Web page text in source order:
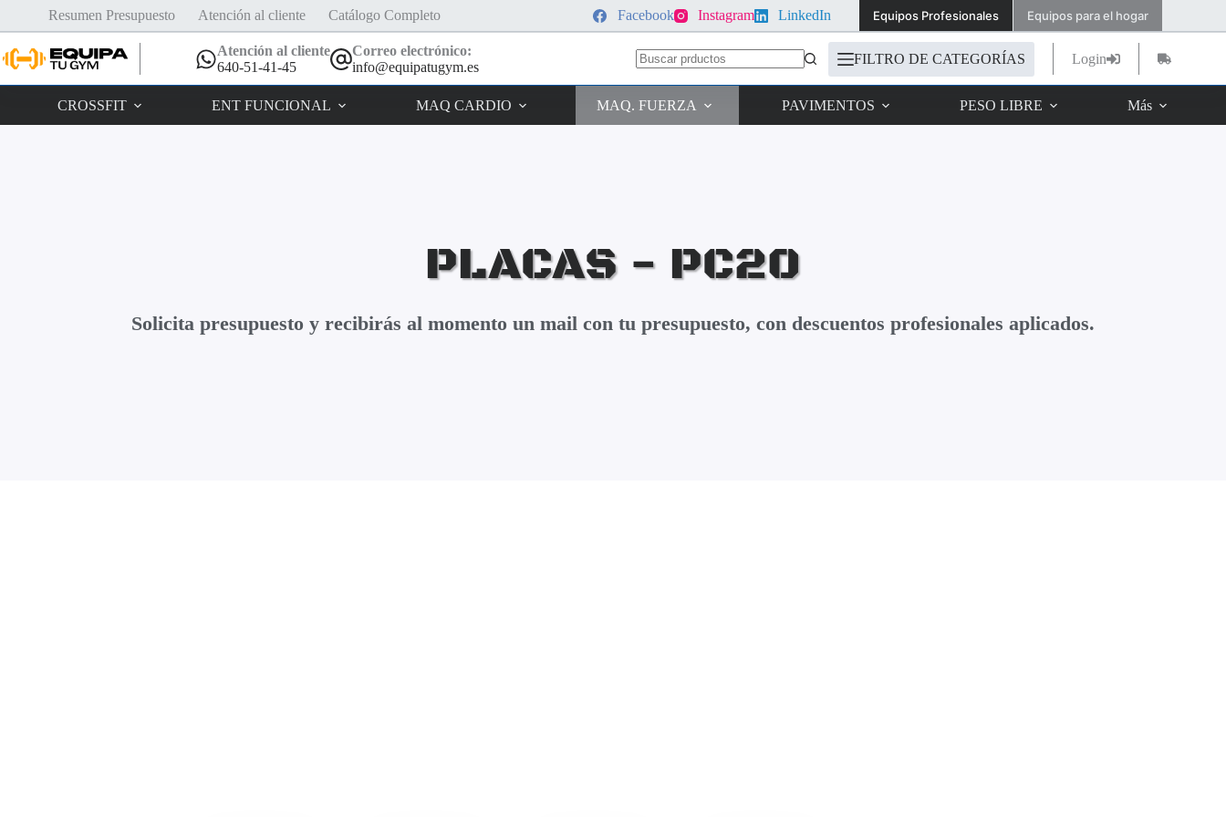
Resumen Presupuesto Atención al cliente Catálogo Completo Facebook Instagram LinkedIn Equipos Profesionales Equipos para el hogar
Atención al cliente
640-51-41-45
Correo electrónico:
info@equipatugym.es
FILTRO DE CATEGORÍAS Login
CROSSFIT ENT FUNCIONAL MAQ CARDIO MAQ. FUERZA PAVIMENTOS PESO LIBRE Más
PLACAS - PC20
Solicita presupuesto y recibirás al momento un mail con tu presupuesto, con descuentos profesionales aplicados.